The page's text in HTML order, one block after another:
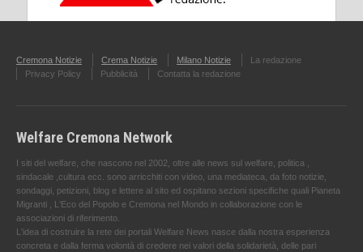
Cremona Notizie Crema Notizie Milano Notizie
La redazione
Privacy Policy
Pubblicità Contatta la redazione
Welfare Cremona Network
I siti del welfare, che nascono nel 2002, oltre alle news sul welfare, politica ,
sindacale ,cultura ecc. sono arricchiti con video, una mediateca, da foto notizie,
sondaggi, petizioni, blog e lettere al sito ed ospitano sezioni specifiche quali Pianeta
Migranti , L'Eco del Popolo e Cremona nel Mondo in collaborazione con le
associazioni di riferimento.
L'idea di costruire la rete dei portali Welfare News nasce dalla nostra esperienza
concreta e dalla ferma volontà di credere nei valori della solidarietà, delle pari